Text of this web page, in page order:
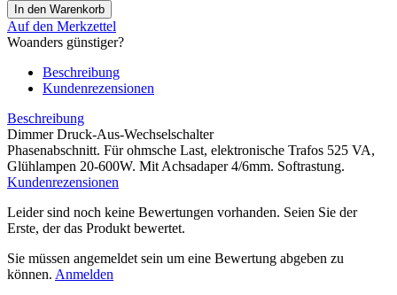
Auf den Merkzettel
Woanders günstiger?
Beschreibung
Kundenrezensionen
Beschreibung
Dimmer Druck-Aus-Wechselschalter
Phasenabschnitt. Für ohmsche Last, elektronische Trafos 525 VA,
Glühlampen 20-600W. Mit Achsadaper 4/6mm. Softrastung.
Kundenrezensionen
Leider sind noch keine Bewertungen vorhanden. Seien Sie der
Erste, der das Produkt bewertet.
Sie müssen angemeldet sein um eine Bewertung abgeben zu
können. Anmelden